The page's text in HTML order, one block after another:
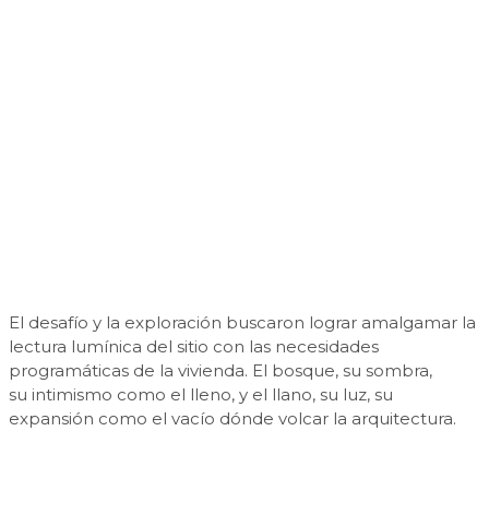
El desafío y la exploración buscaron lograr amalgamar la
lectura lumínica del sitio con las necesidades
programáticas de la vivienda. El bosque, su sombra,
su intimismo como el lleno, y el llano, su luz, su
expansión como el vacío dónde volcar la arquitectura.